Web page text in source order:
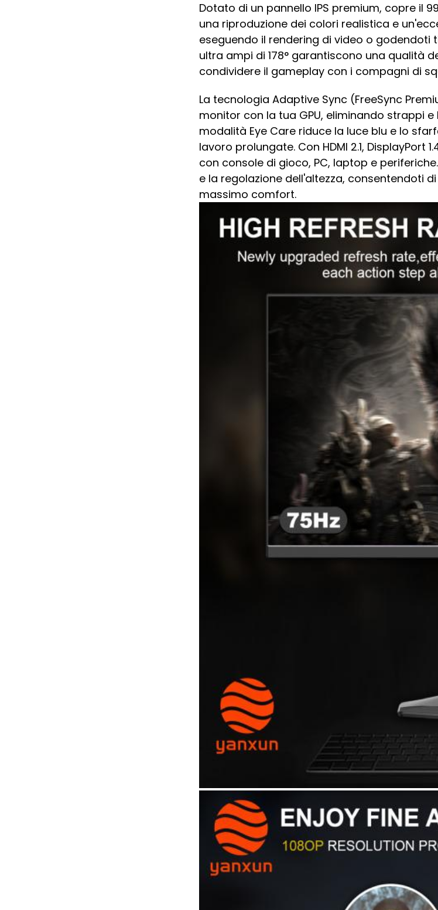
Dotato di un pannello IPS premium, copre il
una riproduzione dei colori realistica e
eseguendo il rendering di video o godendoti
ultra ampi di 178° garantiscono una qualità
condividere il gameplay con i compagni di
La tecnologia Adaptive Sync (FreeSync
monitor con la tua GPU, eliminando strappi
modalità Eye Care riduce la luce blu e lo
lavoro prolungate. Con HDMI 2.1, DisplayPort
con console di gioco, PC, laptop e
e la regolazione dell'altezza, consentendoti
massimo comfort.